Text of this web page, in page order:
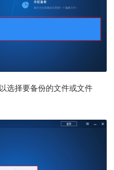
以选择要备份的文件或文件